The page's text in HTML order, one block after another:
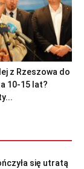
z Rzeszowa do
10-15 lat?
się utratą